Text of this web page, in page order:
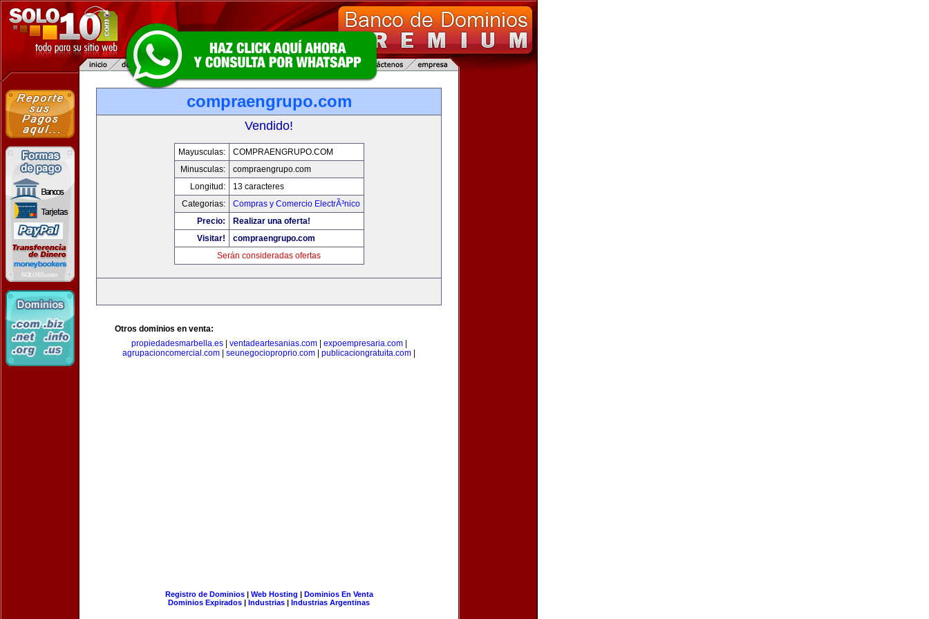
compraengrupo.com
Vendido!
Mayusculas:
COMPRAENGRUPO.COM
Minusculas:
compraengrupo.com
Longitud:
13 caracteres
Categorias:
Compras y Comercio ElectrÃ³nico
Precio:
Realizar una oferta!
Visitar!
compraengrupo.com
Serán consideradas ofertas
Otros dominios en venta:
propiedadesmarbella.es| ventadeartesanias.com| expoempresaria.com|
agrupacioncomercial.com
seunegocioproprio.com publicaciongratuita.com
Registro de Dominios| Web Hosting | Dominios En Venta
Dominios Expirados | Industrias | Industrias Argentinas